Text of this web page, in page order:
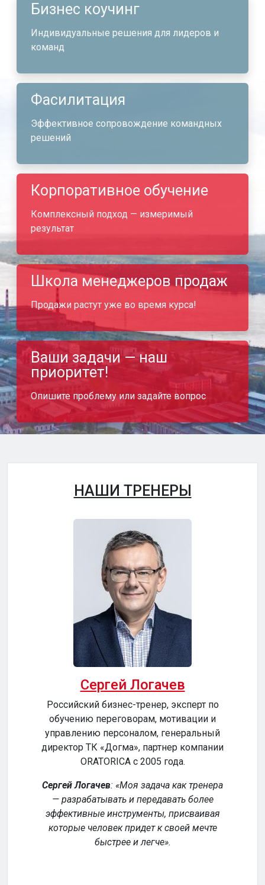
Бизнес коучинг
Индивидуальные решения для лидеров и
команд
Фасилитация
Эффективное сопровождение командных
решений
Корпоративное обучение
Комплексный подход — измеримый
результат
Школа менеджеров продаж
Продажи растут уже во время курса!
Ваши задачи — наш
приоритет!
Опишите проблему или задайте вопрос
НАШИ ТРЕНЕРЫ
Сергей Логачев
Российский бизнес-тренер, эксперт по
обучению переговорам, мотивации и
управлению персоналом, генеральный
директор ТК «Догма», партнер компании
ORATORICA c 2005 года.
Сергей Логачев: Моя задача как тренера
— разрабатывать и передавать более
эффективные инструменты, присваивая
которые человек придет к своей мечте
быстрее и легче .